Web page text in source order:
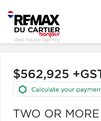
$562,925
TWO OR